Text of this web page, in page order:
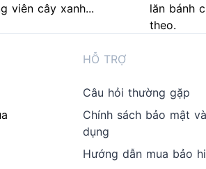
viên cây xanh...
lăn bánh
theo.
HỖ TRỢ
Câu hỏi thường gặp
Chính sách bảo mật
dụng
Hướng dẫn mua bảo